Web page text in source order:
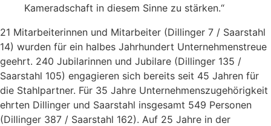
Kameradschaft in diesem Sinne zu stärken.“
21 Mitarbeiterinnen und Mitarbeiter (Dillinger 7 / Saarstahl
14) wurden für ein halbes Jahrhundert Unternehmenstreue
geehrt. 240 Jubilarinnen und Jubilare (Dillinger 135 /
Saarstahl 105) engagieren sich bereits seit 45 Jahren für
die Stahlpartner. Für 35 Jahre Unternehmenszugehörigkeit
ehrten Dillinger und Saarstahl insgesamt 549 Personen
(Dillinger 387 / Saarstahl 162). Auf 25 Jahre in der